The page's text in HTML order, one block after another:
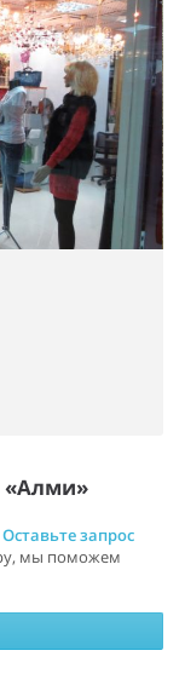
«Алми»
Оставьте запрос
мы поможем